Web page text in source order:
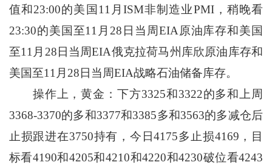
值和23:00的美国11月ISM非制造业PMI，稍晚看
23:30的美国至11月28日当周EIA原油库存和美国
至11月28日当周EIA俄克拉荷马州库欣原油库存和
美国至11月28日当周EIA战略石油储备库存。
操作上，黄金：下方3325和3322的多和上周
3368-3370的多和3377和3385多和3563的多减仓后
止损跟进在3750持有，今日4175多止损4169，目
标看4190和4205和4210和4220和4230破位看4243